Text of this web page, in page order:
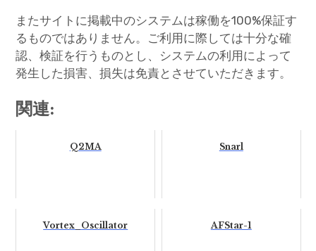
またサイトに掲載中のシステムは稼働を100%保証す
るものではありません。ご利用に際しては十分な確
認、検証を行うものとし、システムの利用によって
発生した損害、損失は免責とさせていただきます。
関連:
Q2MA Snarl
Vortex_Oscillator AFStar-1